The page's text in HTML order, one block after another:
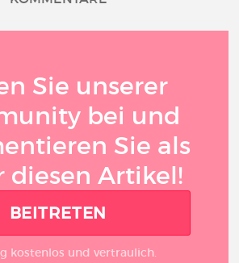
Sie unserer
bei und
Sie als
diesen Artikel!
BEITRETEN
kostenlos und vertraulich.